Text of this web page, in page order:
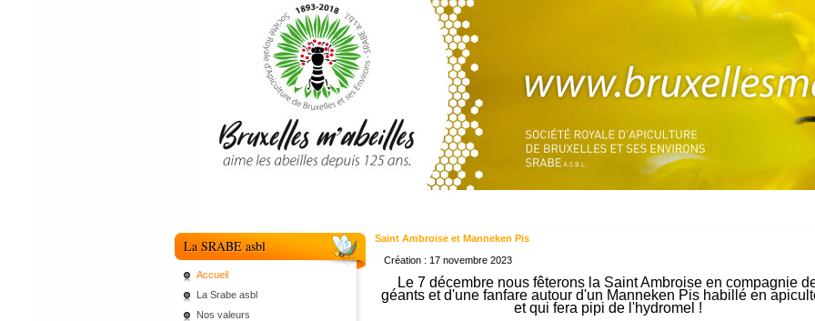
La SRABE asbl
Accueil
La Srabe asbl
Nos valeurs
Saint Ambroise et Manneken Pis
Création : 17 novembre 2023
Le 7 décembre nous fêterons la Saint Ambroise en compagnie
géants et d'une fanfare autour d'un Manneken Pis habillé en
et qui fera pipi de l'hydromel !